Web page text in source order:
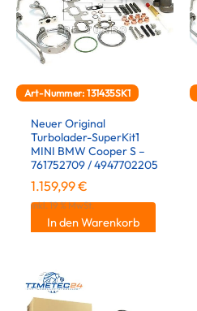
Art-Nummer: 131435SK1
Neuer Original
Turbolader-SuperKit1
MINI BMW Cooper S –
761752709 / 4947702205
1.159,99€
inkl. 19 % MwSt.
In den Warenkorb